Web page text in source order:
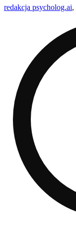
redakcja psycholog.ai,